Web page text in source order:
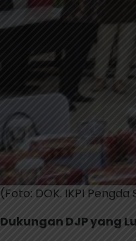
(Foto: DOK. IKPI
Dukungan DJP yang